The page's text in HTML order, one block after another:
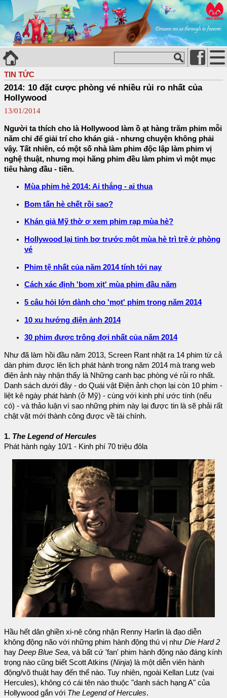
TIN TỨC
2014: 10 đặt cược phòng vé nhiều rủi ro nhất của
Hollywood
13/01/2014
Người ta thích cho là Hollywood làm ồ ạt hàng trăm phim mỗi
năm chỉ để giải trí cho khán giả - nhưng chuyện không phải
vậy. Tất nhiên, có một số nhà làm phim độc lập làm phim vị
nghệ thuật, nhưng mọi hãng phim đều làm phim vì một mục
tiêu hàng đầu - tiền.
Mùa phim hè 2014: Ai thắng - ai thua
Bom tấn hè chết rồi sao?
Khán giả Mỹ thờ ơ xem phim rạp mùa hè?
Hollywood lại tỉnh bơ trước một mùa hè trì trệ ở phòng
vé
Phim tệ nhất của năm 2014 tính tới nay
Cách xác định 'bom xịt' mùa phim đầu năm
5 câu hỏi lớn dành cho 'mọt' phim trong năm 2014
10 xu hướng điện ảnh 2014
30 phim được trông đợi nhất của năm 2014
Như đã làm hồi đầu năm 2013, Screen Rant nhặt ra 14 phim từ cả
dàn phim được lên lịch phát hành trong năm 2014 mà trang web
điện ảnh này nhận thấy là Những canh bạc phòng vé rủi ro nhất.
Danh sách dưới đây - do Quái vật Điện ảnh chọn lại còn 10 phim -
liệt kê ngày phát hành (ở Mỹ) - cùng với kinh phí ước tính (nếu
có) - và thảo luận vì sao những phim này lại được tin là sẽ phải rất
chật vật mới thành công được về tài chính.
1. The Legend of Hercules
Phát hành ngày 10/1 - Kinh phí 70 triệu đôla
Hầu hết dân ghiền xi-nê công nhận Renny Harlin là đạo diễn
không động não với những phim hành động thú vị như Die Hard 2
hay Deep Blue Sea, và bất cứ 'fan' phim hành động nào đáng kính
trọng nào cũng biết Scott Atkins (Ninja) là một diễn viên hành
động/võ thuật hay đến thế nào. Tuy nhiên, ngoài Kellan Lutz (vai
Hercules), không có cái tên nào thuộc "danh sách hạng A" của
Hollywood gắn với The Legend of Hercules.